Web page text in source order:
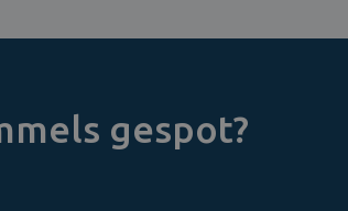
gespot?